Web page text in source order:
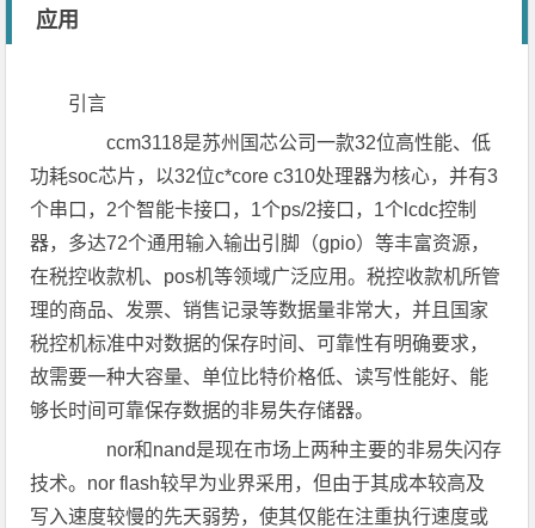
应用
引言
ccm3118是苏州国芯公司一款32位高性能、低
功耗soc芯片，以32位c*core c310处理器为核心，并有3
个串口，2个智能卡接口，1个ps/2接口，1个lcdc控制
器，多达72个通用输入输出引脚（gpio）等丰富资源，
在税控收款机、pos机等领域广泛应用。税控收款机所管
理的商品、发票、销售记录等数据量非常大，并且国家
税控机标准中对数据的保存时间、可靠性有明确要求，
故需要一种大容量、单位比特价格低、读写性能好、能
够长时间可靠保存数据的非易失存储器。
nor和nand是现在市场上两种主要的非易失闪存
技术。nor flash较早为业界采用，但由于其成本较高及
写入速度较慢的先天弱势，使其仅能在注重执行速度或